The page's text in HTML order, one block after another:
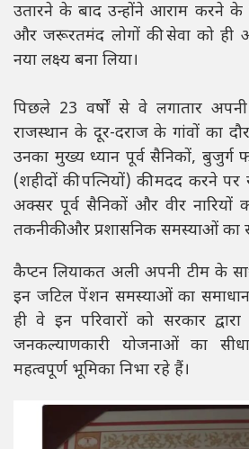
उतारने के बाद उन्होंने आराम करने
और जरूरतमंद लोगों की सेवा को ही
नया लक्ष्य बना लिया।
पिछले 23 वर्षों से वे लगातार
राजस्थान के दूर-दराज के गांवों का
उनका मुख्य ध्यान पूर्व सैनिकों, बुजुर्ग
(शहीदों की पत्नियों) की मदद करने पर
अक्सर पूर्व सैनिकों और वीर
तकनीकी और प्रशासनिक समस्याओं का
कैप्टन लियाकत अली अपनी टीम के
इन जटिल पेंशन समस्याओं का
ही वे इन परिवारों को सरकार
जनकल्याणकारी योजनाओं का
महत्वपूर्ण भूमिका निभा रहे हैं।